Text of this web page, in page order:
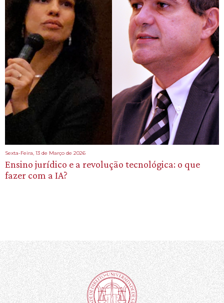
Sexta-Feira, 13 de Março de 2026
Ensino jurídico e a revolução tecnológica: o que
fazer com a IA?